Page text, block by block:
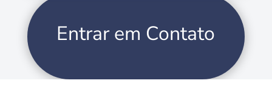
Entrar em Contato